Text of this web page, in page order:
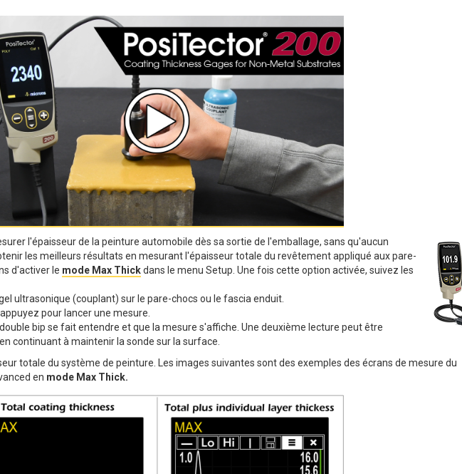
l'épaisseur de la peinture automobile dès sa sortie de l'emballage, sans qu'aucun
les meilleurs résultats en mesurant l'épaisseur totale du revêtement appliqué aux pare-
d'activer le mode Max Thickdans le menu Setup. Une fois cette option activée, suivez les
ultrasonique (couplant) sur le pare-chocs ou le fascia enduit.
pour lancer une mesure.
bip se fait entendre et que la mesure s'affiche. Une deuxième lecture peut être
continuant à maintenir la sonde sur la surface.
totale du système de peinture. Les images suivantes sont des exemples des écrans de mesure du
en mode Max Thick.